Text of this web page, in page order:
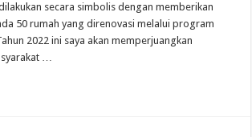
secara simbolis dengan memberikan
50 rumah yang direnovasi melalui program
2022 ini saya akan memperjuangkan
…